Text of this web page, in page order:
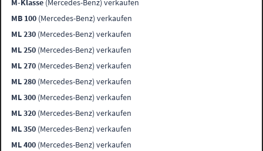
M-Klasse (Mercedes-Benz) verkaufen
MB 100 (Mercedes-Benz) verkaufen
ML 230 (Mercedes-Benz) verkaufen
ML 250 (Mercedes-Benz) verkaufen
ML 270 (Mercedes-Benz) verkaufen
ML 280 (Mercedes-Benz) verkaufen
ML 300 (Mercedes-Benz) verkaufen
ML 320 (Mercedes-Benz) verkaufen
ML 350 (Mercedes-Benz) verkaufen
ML 400 (Mercedes-Benz) verkaufen